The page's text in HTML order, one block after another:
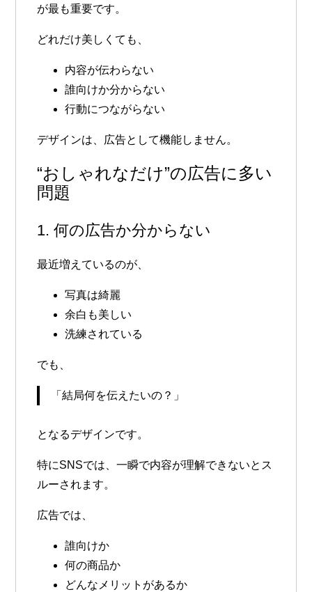
が最も重要です。
どれだけ美しくても、
内容が伝わらない
誰向けか分からない
行動につながらない
デザインは、広告として機能しません。
“おしゃれなだけ”の広告に多い
問題
1. 何の広告か分からない
最近増えているのが、
写真は綺麗
余白も美しい
洗練されている
でも、
「結局何を伝えたいの？」
となるデザインです。
特にSNSでは、一瞬で内容が理解できないとス
ルーされます。
広告では、
誰向けか
何の商品か
どんなメリットがあるか